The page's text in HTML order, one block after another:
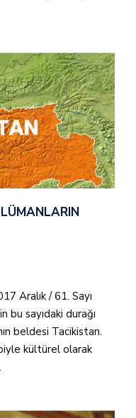
Aralık / 61. Sayı
bu sayıdaki durağı
beldesi Tacikistan.
kültürel olarak